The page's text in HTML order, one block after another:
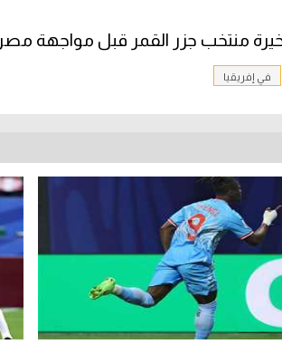
منتخب جزر القمر قبل مواجهة مصر
في إفريقيا